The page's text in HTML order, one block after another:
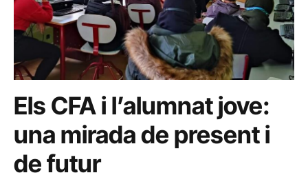
Els CFA i l’alumnat jove:
una mirada de present i
de futur